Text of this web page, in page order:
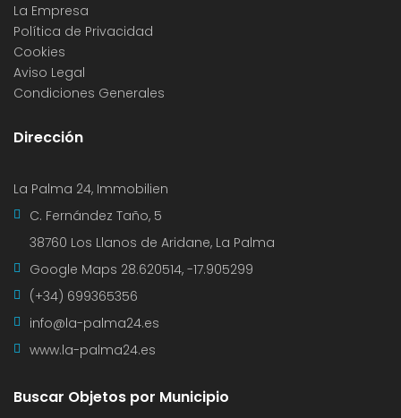
La Empresa
Política de Privacidad
Cookies
Aviso Legal
Condiciones Generales
Dirección
La Palma 24, Immobilien
C. Fernández Taño, 5
38760 Los Llanos de Aridane, La Palma
Google Maps 28.620514, -17.905299
(+34) 699365356
info@la-palma24.es
www.la-palma24.es
Buscar Objetos por Municipio